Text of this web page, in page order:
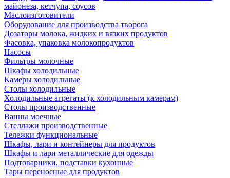
майонеза, кетчупа, соусов
Маслоизготовители
Оборудование для производства творога
Дозаторы молока, жидких и вязких продуктов
Фасовка, упаковка молокопродуктов
Насосы
Фильтры молочные
Шкафы холодильные
Камеры холодильные
Столы холодильные
Холодильные агрегаты (к холодильным камерам)
Столы производственные
Ванны моечные
Стеллажи производственные
Тележки функциональные
Шкафы, лари и контейнеры для продуктов
Шкафы и лари металлические для одежды
Подтоварники, подставки кухонные
Тары переносные для продуктов